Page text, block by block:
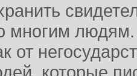
многим
от